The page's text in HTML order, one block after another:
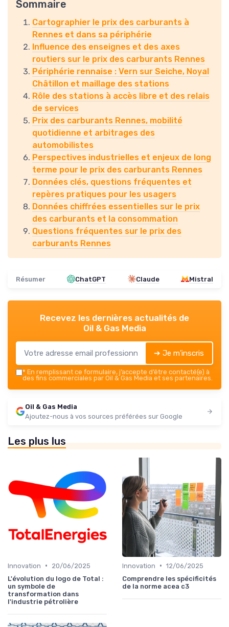
Sommaire
Cartographier le prix des carburants à
Rennes et dans sa périphérie
Influence des enseignes et des axes
routiers sur le prix des carburants Rennes
Périphérie rennaise : Vern sur Seiche, Noyal
Châtillon et maillage des stations
Rôle des stations à accès libre et des relais
de services
Prix des carburants Rennes, mobilité
quotidienne et arbitrages des
automobilistes
Perspectives industrielles et enjeux de long
terme pour le prix des carburants Rennes
Données clés, questions fréquentes et
repères pratiques pour les usagers
Données chiffrées essentielles sur le prix
des carburants et la consommation
Questions fréquentes sur le prix des
carburants Rennes
Résumer ChatGPT Claude Mistral
Recevez les dernières actualités de
Oil & Gas Media
➔ Je m'inscris
* En remplissant ce formulaire, j’accepte d’être contacté(e) à
des fins commerciales par Oil & Gas Media et ses partenaires.
Oil & Gas Media
Ajoutez-nous à vos sources préférées sur Google
Les plus lus
Innovation •
20/06/2025
L'évolution du logo de Total :
un symbole de
transformation dans
l'industrie pétrolière
Innovation • 12/06/2025
Comprendre les spécificités
de la norme acea c3